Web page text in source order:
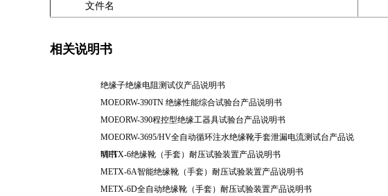
文件名
相关说明书
绝缘子绝缘电阻测试仪产品说明书
MOEORW-390TN 绝缘性能综合试验台产品说明书
MOEORW-390程控型绝缘工器具试验台产品说明书
MOEORW-3695/HV全自动循环注水绝缘靴手套泄漏电流测试台产品说
明书
METX-6绝缘靴（手套）耐压试验装置产品说明书
METX-6A智能绝缘靴（手套）耐压试验装置产品说明书
METX-6D全自动绝缘靴（手套）耐压试验装置产品说明书